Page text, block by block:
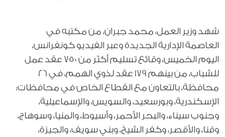
شهد وزير العمل، محمد جبران، من مكتبه في
العاصمة الإدارية الجديدة وعبر الفيديو كونفرانس،
اليوم الخميس، وقائع تسليم أكثر من 750 عقد عمل
للشباب، من بينهم 179 عقد لذوي الهمم، في 26
محافظة، بالتعاون مع القطاع الخاص في محافظات:
الإسكندرية، وبورسعيد، والسويس، والإسماعيلية،
وجنوب سيناء، والبحر الأحمر، وأسيوط، والمنيا، وسوهاج،
وقنا، والأقصر، وكفر الشيخ، وبني سويف، والجيزة،